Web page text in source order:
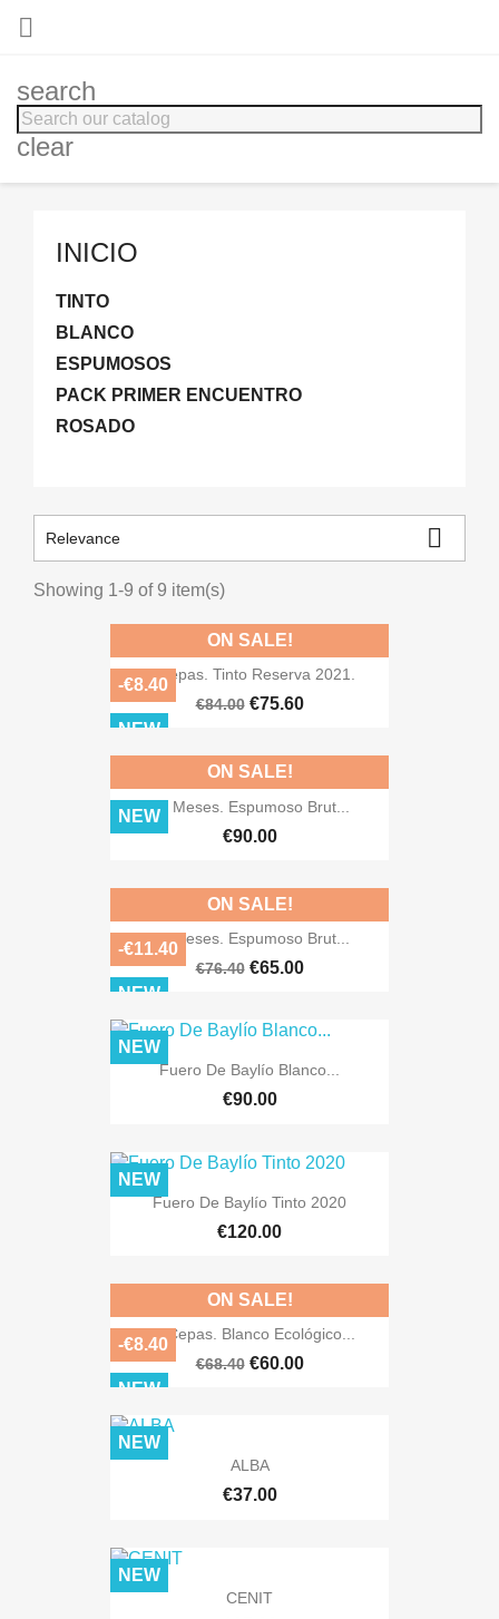

search
clear
INICIO
TINTO
BLANCO
ESPUMOSOS
PACK PRIMER ENCUENTRO
ROSADO
Relevance 
Showing 1-9 of 9 item(s)
9 Cepas. Tinto Reserva 2021.
€84.00 €75.60
ON SALE!
-€8.40
NEW
30 Meses. Espumoso Brut...
€90.00
ON SALE!
NEW
12 Meses. Espumoso Brut...
€76.40 €65.00
ON SALE!
-€11.40
NEW
Fuero De Baylío Blanco...
€90.00
NEW
Fuero De Baylío Tinto 2020
€120.00
NEW
12 Cepas. Blanco Ecológico...
€68.40 €60.00
ON SALE!
-€8.40
NEW
ALBA
€37.00
NEW
CENIT
NEW